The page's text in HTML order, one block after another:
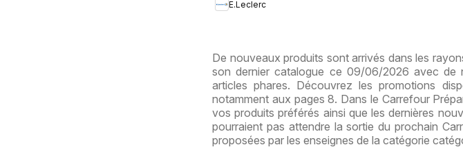
E.Leclerc
De nouveaux produits sont arrivés dans les
son dernier catalogue ce 09/06/2026 avec de
articles phares. Découvrez les promotions
notamment aux pages 8. Dans le Carrefour
vos produits préférés ainsi que les dernières
pourraient pas attendre la sortie du prochain
proposées par les enseignes de la catégorie